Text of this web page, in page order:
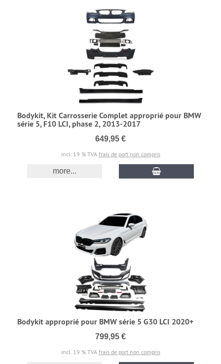
Bodykit, Kit Carrosserie Complet approprié pour BMW
série 5, F10 LCI, phase 2, 2013-2017
649,95 €
incl. 19 % TVA frais de port non compris
more...
Bodykit approprié pour BMW série 5 G30 LCI 2020+
799,95 €
incl. 19 % TVA frais de port non compris